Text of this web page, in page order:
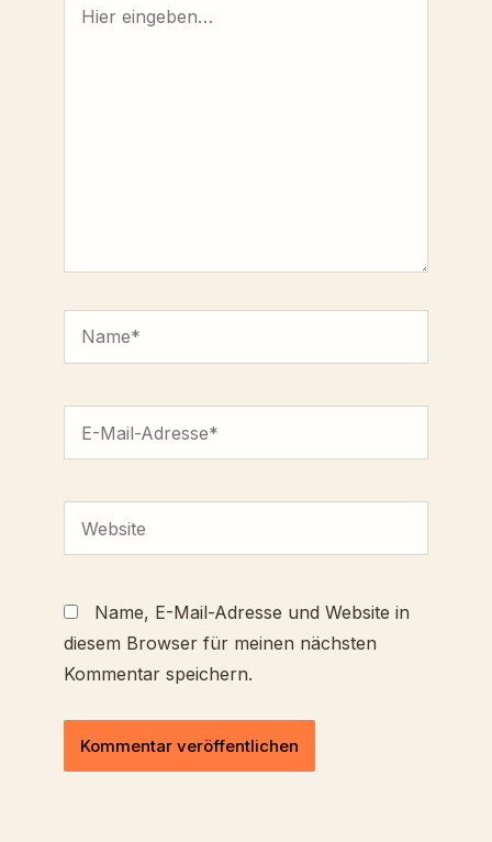
eingeben…
Name, E-Mail-Adresse und Website in
diesem Browser für meinen nächsten
Kommentar speichern.